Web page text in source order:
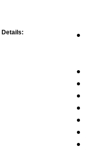
Details: